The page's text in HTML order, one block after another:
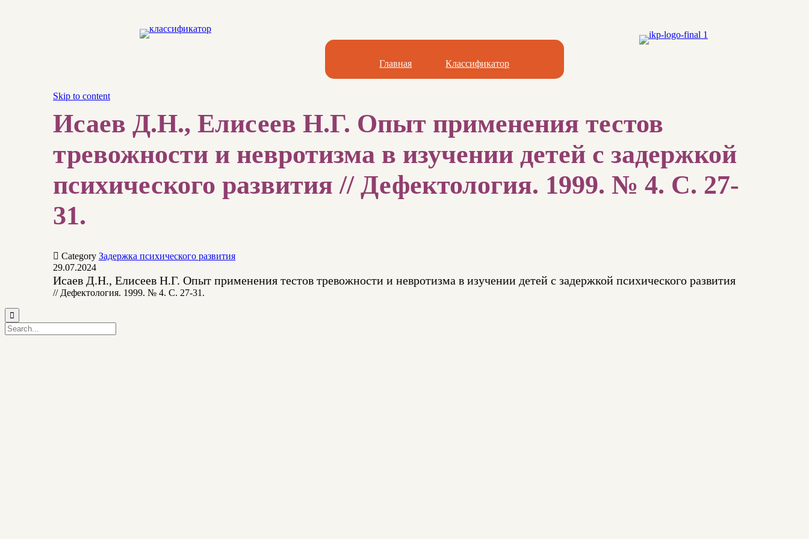
Главная Классификатор
Skip to content
Исаев Д.Н., Елисеев Н.Г. Опыт применения тестов
тревожности и невротизма в изучении детей с задержкой
психического развития // Дефектология. 1999. № 4. С. 27-
31.
 Category Задержка психического развития
29.07.2024
Исаев Д.Н., Елисеев Н.Г. Опыт применения тестов тревожности и невротизма в изучении детей с задержкой психического развития
// Дефектология. 1999. № 4. С. 27-31.
